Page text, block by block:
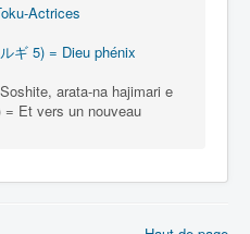
Actrices
ギ 5) = Dieu phénix
arata-na hajimari e
= Et vers un nouveau